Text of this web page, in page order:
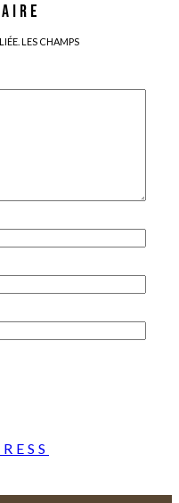
LES CHAMPS